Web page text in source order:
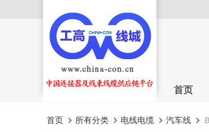
首页
首页 所有分类 电线电缆 汽车线